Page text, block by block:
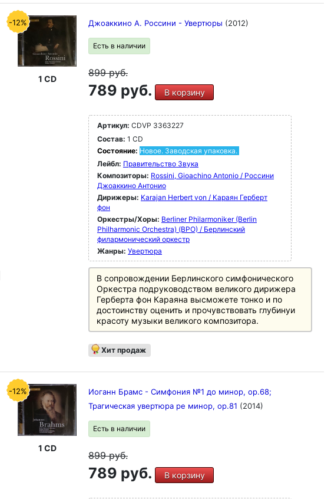
-12%
1 CD
Джоаккино А. Россини - Увертюры (2012)
Есть в наличии
899руб.
789 руб. В корзину
Артикул: CDVP 3363227
Состав: 1 CD
Состояние: Новое. Заводская упаковка.
Лейбл: Правительство Звука
Композиторы: Rossini, Gioachino Antonio / Россини
Джоаккино Антонио
Дирижеры: Karajan Herbert von / Караян Герберт
фон
Оркестры/Хоры: Berliner Philarmoniker (Berlin
Philharmonic Orchestra) (BPO) / Берлинский
филармонический оркестр
Жанры: Увертюра
В сопровождении Берлинского симфонического
Оркестра подруководством великого дирижера
Герберта фон Караяна высможете тонко и по
достоинству оценить и прочувствовать глубинуи
красоту музыки великого композитора.
Хит продаж
-12%
1 CD
Иоганн Брамс - Симфония №1 до минор, ор.68;
Трагическая увертюра ре минор, ор.81 (2014)
Есть в наличии
899руб.
789 руб. В корзину